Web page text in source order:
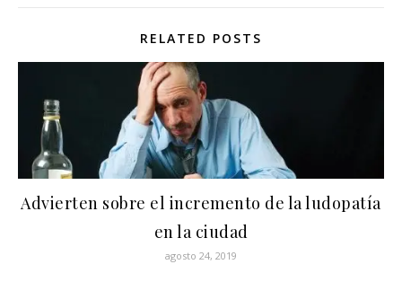
RELATED POSTS
Advierten sobre el incremento de la ludopatía
en la ciudad
agosto 24, 2019